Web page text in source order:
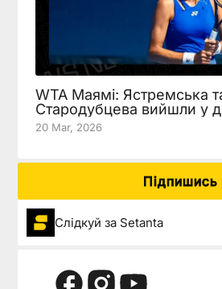
WTA Маямі: Ястремська
Стародубцева вийшли у
20 Mar, 2026
Підпишись
Слідкуй за Setanta